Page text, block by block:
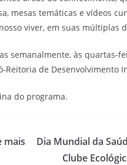
mesas temáticas e vídeos
viver, em suas múltiplas
semanalmente, às quartas-
Reitoria de Desenvolvimento
do programa.
mais
Dia Mundial da
Clube